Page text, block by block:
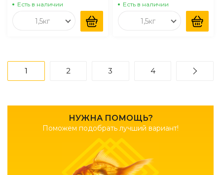
НУЖНА ПОМОЩЬ?
Поможем подобрать лучший вариант!
Есть в наличии
1,5кг
Есть в наличии
1,5кг
1 2 3 4